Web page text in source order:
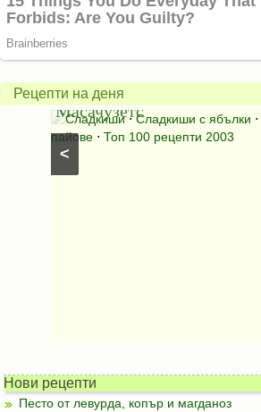
Рецепти на деня
<
Американски
ябълков
пай
от
Масачузетс
Сладкиши⋅Сладкиши с ябълки ⋅
пайове ⋅ Топ 100 рецепти 2003
Нови рецепти
Песто от левурда, копър и магданоз